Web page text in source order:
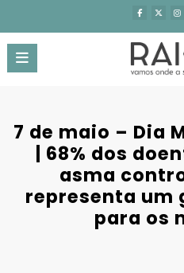
o
conteúdo
7 de maio – Dia
| 68% dos
asma
representa um
para os